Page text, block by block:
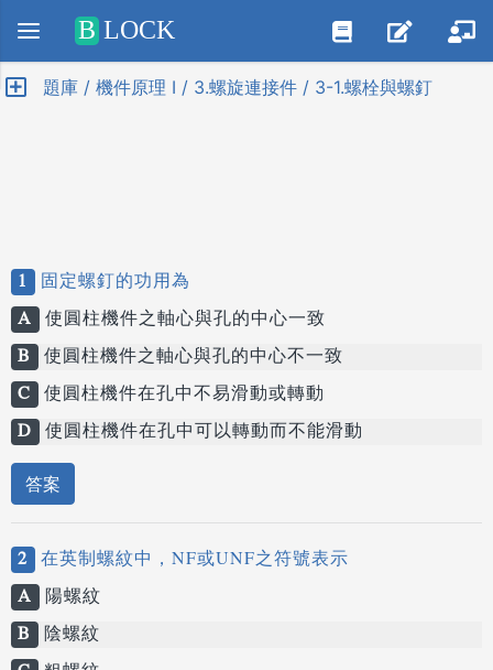
Positive SSL
B LOCK
題庫 / 機件原理 I / 3.螺旋連接件 / 3-1.螺栓與螺釘
1
固定螺釘的功用為
A 使圓柱機件之軸心與孔的中心一致
B 使圓柱機件之軸心與孔的中心不一致
C 使圓柱機件在孔中不易滑動或轉動
D 使圓柱機件在孔中可以轉動而不能滑動
答案
2 在英制螺紋中，NF或UNF之符號表示
A 陽螺紋
B 陰螺紋